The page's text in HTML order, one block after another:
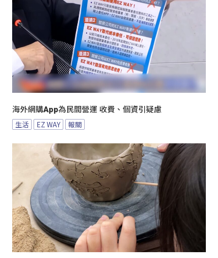
海外網購App為民間營運 收費、個資引疑慮
生活 EZ WAY 報關